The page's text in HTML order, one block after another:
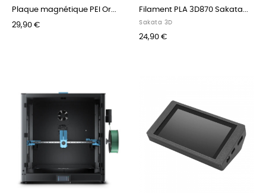
Plaque magnétique PEI Or...
29,90 €
Filament PLA 3D870 Sakata...
Sakata 3D
24,90 €